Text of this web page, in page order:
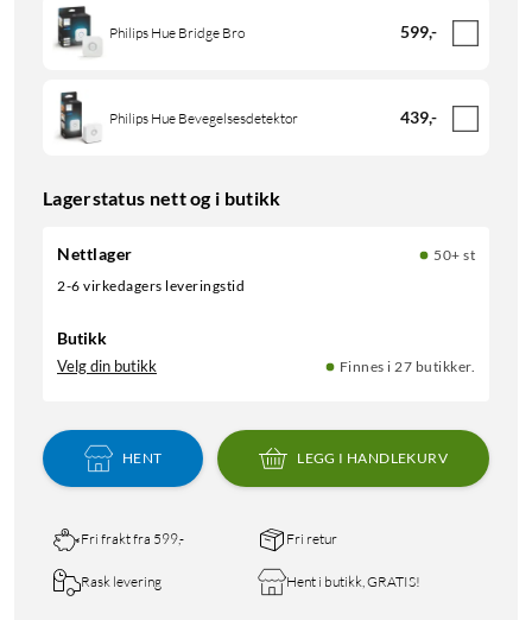
Philips Hue Bridge Bro 599,-
Philips Hue Bevegelsesdetektor 439,-
Lagerstatus nett og i butikk
Nettlager
50+ st
2-6 virkedagers leveringstid
Butikk
Velg din butikk Finnes i 27 butikker.
HENT LEGG I HANDLEKURV
Fri frakt fra 599,- Fri retur
Rask levering Hent i butikk, GRATIS!